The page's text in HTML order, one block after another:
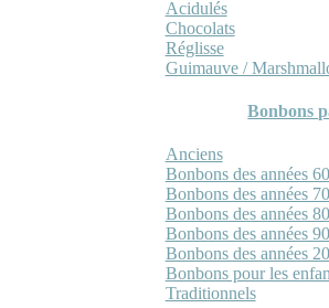
Acidulés
Chocolats
Réglisse
Guimauve /
Bonbons
Anciens
Bonbons des années 60
Bonbons des années 70
Bonbons des années 80
Bonbons des années 90
Bonbons des années
Bonbons pour les
Traditionnels